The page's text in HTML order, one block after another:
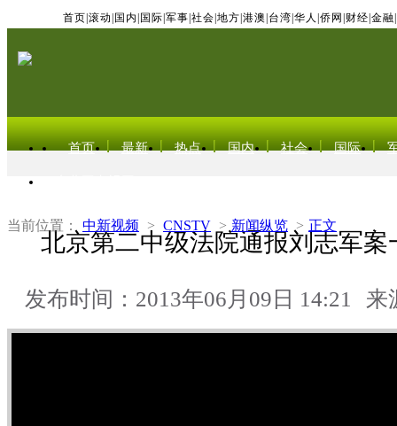
首页 滚动 国内 国际 军事 社会 地方 港澳 台湾 华人 侨网 财经 金融
首页 最新 热点 国内 社会 国际
当前位置： 中新视频 > CNSTV > 新闻纵览 > 正文
北京第二中级法院通报刘志军案
发布时间：2013年06月09日 14:21 来